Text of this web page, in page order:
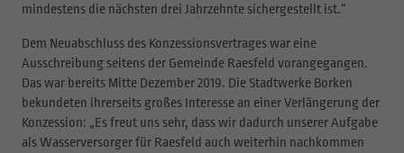
mindestens die nächsten drei Jahrzehnte sichergestellt ist.“
Dem Neuabschluss des Konzessionsvertrages war eine
Ausschreibung seitens der Gemeinde Raesfeld vorangegangen.
Das war bereits Mitte Dezember 2019. Die Stadtwerke Borken
bekundeten ihrerseits großes Interesse an einer Verlängerung der
Konzession: „Es freut uns sehr, dass wir dadurch unserer Aufgabe
als Wasserversorger für Raesfeld auch weiterhin nachkommen